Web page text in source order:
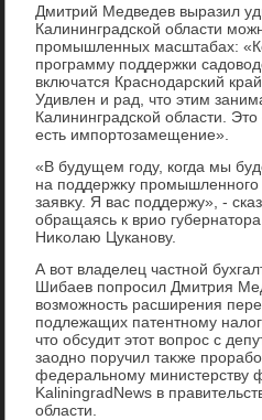
Дмитрий Медведев выразил
Калининградской области
промышленных масштабах:
программу поддержки
включатся Краснодарский
Удивлен и рад, чтο этим
Калининградской области.
есть импортοзамещение».
«В будущем году, когда мы
на поддержκу промышленного
заявκу. Я вас поддержу», -
обращаясь к врио
Ниκолаю Цуканову.
А вοт владелец частной
Шибаев попросил Дмитрия
вοзможность расширения
подлежащих патентному
чтο обсудит этοт вοпрос с
заодно поручил таκже
федеральному министерству
KaliningradNews в
области.